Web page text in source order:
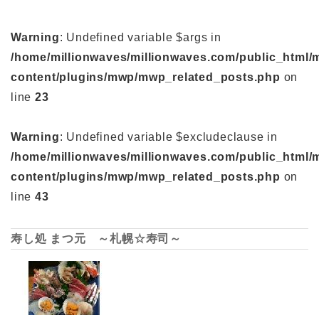
Warning: Undefined variable $args in
/home/millionwaves/millionwaves.com/public_html/
content/plugins/mwp/mwp_related_posts.php on
line 23
Warning: Undefined variable $excludeclause in
/home/millionwaves/millionwaves.com/public_html/
content/plugins/mwp/mwp_related_posts.php on
line 43
寿し処 まつ元 ～札幌☆寿司～